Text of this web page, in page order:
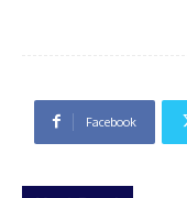
Facebook